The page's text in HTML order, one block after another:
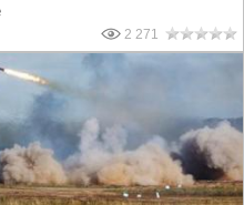
2 271